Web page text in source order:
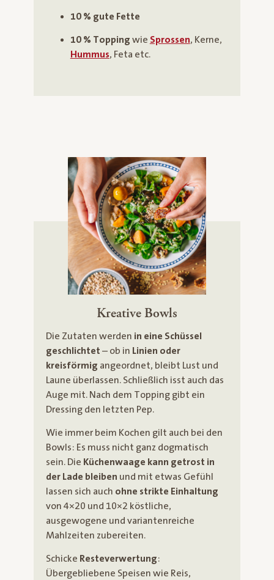
10 % gute Fette
10 % Topping wie Sprossen, Kerne,
Hummus, Feta etc.
Kreative Bowls
Die Zutaten werden in eine Schüssel
geschlichtet – ob in Linien oder
kreisförmig angeordnet, bleibt Lust und
Laune überlassen. Schließlich isst auch das
Auge mit. Nach dem Topping gibt ein
Dressing den letzten Pep.
Wie immer beim Kochen gilt auch bei den
Bowls: Es muss nicht ganz dogmatisch
sein. Die Küchenwaage kann getrost in
der Lade bleiben und mit etwas Gefühl
lassen sich auch ohne strikte Einhaltung
von 4×20 und 10×2 köstliche,
ausgewogene und variantenreiche
Mahlzeiten zubereiten.
Schicke Resteverwertung:
Übergebliebene Speisen wie Reis,